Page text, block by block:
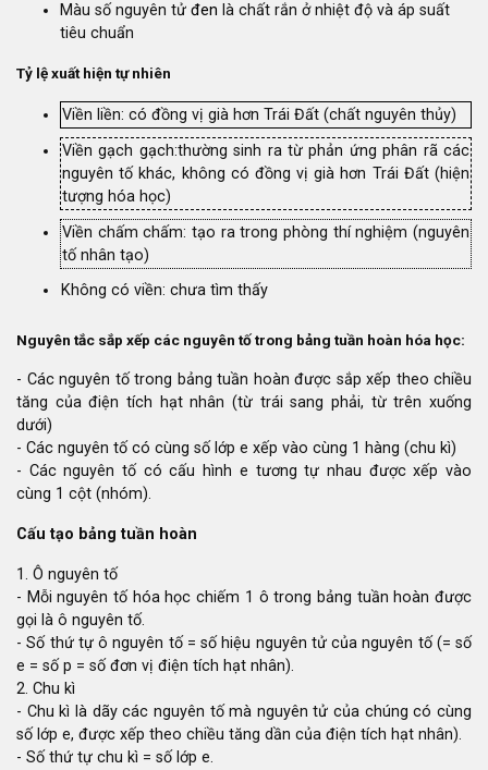
Màu số nguyên tử đen là chất rắn ở nhiệt độ và áp suất
tiêu chuẩn
Tỷ lệ xuất hiện tự nhiên
Viền liền: có đồng vị già hơn Trái Đất (chất nguyên thủy)
Viền gạch gạch:thường sinh ra từ phản ứng phân rã các
nguyên tố khác, không có đồng vị già hơn Trái Đất (hiện
tượng hóa học)
Viền chấm chấm: tạo ra trong phòng thí nghiệm (nguyên
tố nhân tạo)
Không có viền: chưa tìm thấy
Nguyên tắc sắp xếp các nguyên tố trong bảng tuần hoàn hóa học:
- Các nguyên tố trong bảng tuần hoàn được sắp xếp theo chiều
tăng của điện tích hạt nhân (từ trái sang phải, từ trên xuống
dưới)
- Các nguyên tố có cùng số lớp e xếp vào cùng 1 hàng (chu kì)
- Các nguyên tố có cấu hình e tương tự nhau được xếp vào
cùng 1 cột (nhóm).
Cấu tạo bảng tuần hoàn
1. Ô nguyên tố
- Mỗi nguyên tố hóa học chiếm 1 ô trong bảng tuần hoàn được
gọi là ô nguyên tố.
- Số thứ tự ô nguyên tố = số hiệu nguyên tử của nguyên tố (= số
e = số p = số đơn vị điện tích hạt nhân).
2. Chu kì
- Chu kì là dãy các nguyên tố mà nguyên tử của chúng có cùng
số lớp e, được xếp theo chiều tăng dần của điện tích hạt nhân).
- Số thứ tự chu kì = số lớp e.